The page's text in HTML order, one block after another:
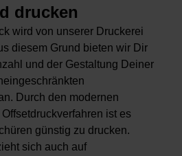
drucken
wird von unserer Druckerei
diesem Grund bieten wir Dir
und der Gestaltung Deiner
Durch den modernen
ist es
günstig zu drucken.
sich auch auf